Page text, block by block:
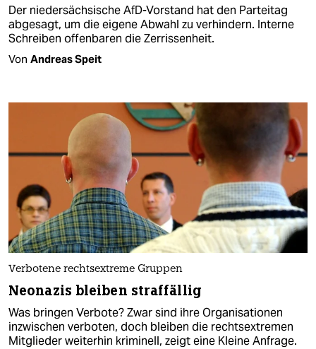
Der niedersächsische AfD-Vorstand hat den Parteitag
abgesagt, um die eigene Abwahl zu verhindern. Interne
Schreiben offenbaren die Zerrissenheit.
Von Andreas Speit
Verbotene rechtsextreme Gruppen
Neonazis bleiben straffällig
Was bringen Verbote? Zwar sind ihre Organisationen
inzwischen verboten, doch bleiben die rechtsextremen
Mitglieder weiterhin kriminell, zeigt eine Kleine Anfrage.